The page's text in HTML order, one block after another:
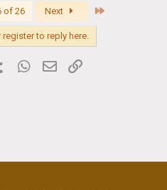
of 26 Next
to reply here.
Tumblr WhatsApp
Email